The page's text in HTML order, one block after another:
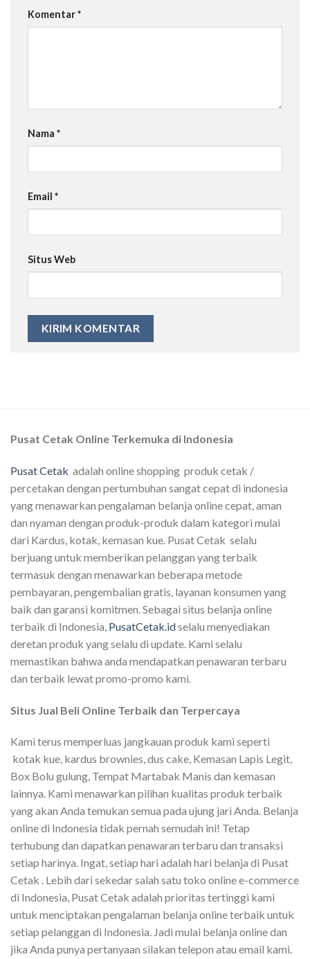
Komentar*
Nama *
Email *
Situs Web
Pusat Cetak Online Terkemuka di Indonesia
Pusat Cetak adalah online shopping produk cetak /
percetakan dengan pertumbuhan sangat cepat di indonesia
yang menawarkan pengalaman belanja online cepat, aman
dan nyaman dengan produk-produk dalam kategori mulai
dari Kardus, kotak, kemasan kue. Pusat Cetak selalu
berjuang untuk memberikan pelanggan yang terbaik
termasuk dengan menawarkan beberapa metode
pembayaran, pengembalian gratis, layanan konsumen yang
baik dan garansi komitmen. Sebagai situs belanja online
terbaik di Indonesia, PusatCetak.idselalu menyediakan
deretan produk yang selalu di update. Kami selalu
memastikan bahwa anda mendapatkan penawaran terbaru
dan terbaik lewat promo-promo kami.
Situs Jual Beli Online Terbaik dan Terpercaya
Kami terus memperluas jangkauan produk kami seperti
kotak kue, kardus brownies, dus cake, Kemasan Lapis Legit,
Box Bolu gulung, Tempat Martabak Manis dan kemasan
lainnya. Kami menawarkan pilihan kualitas produk terbaik
yang akan Anda temukan semua pada ujung jari Anda. Belanja
online di Indonesia tidak pernah semudah ini! Tetap
terhubung dan dapatkan penawaran terbaru dan transaksi
setiap harinya. Ingat, setiap hari adalah hari belanja di Pusat
Cetak . Lebih dari sekedar salah satu toko online e-commerce
di Indonesia, Pusat Cetak adalah prioritas tertinggi kami
untuk menciptakan pengalaman belanja online terbaik untuk
setiap pelanggan di Indonesia. Jadi mulai belanja online dan
jika Anda punya pertanyaan silakan telepon atau email kami.